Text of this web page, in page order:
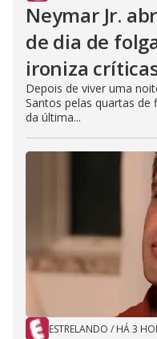
Neymar Jr.
de dia de
ironiza
Depois de viver uma
Santos pelas quartas de
da última...
ESTRELANDO / HÁ 3